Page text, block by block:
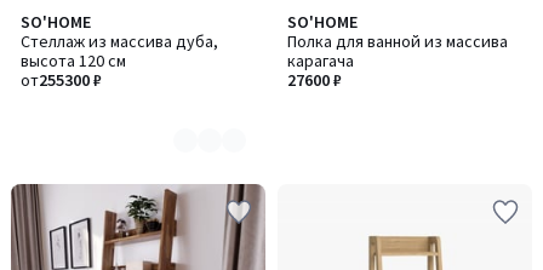
SO'HOME
Стеллаж из массива дуба,
высота 120 см
от255300 ₽
Количество
цветов:
8
SO'HOME
Полка для ванной из массива
карагача
27600 ₽